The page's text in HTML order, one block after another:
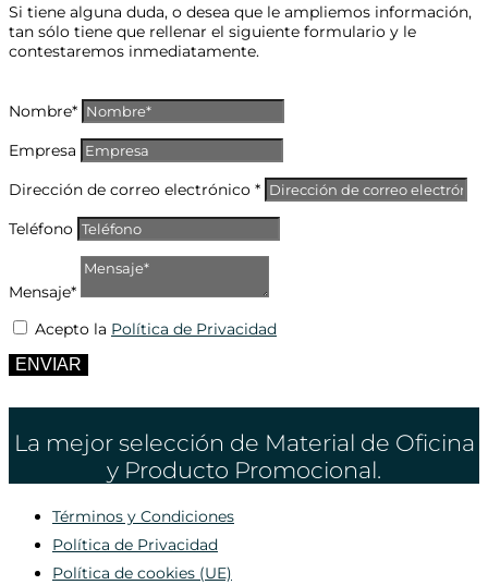
Si tiene alguna duda, o desea que le ampliemos información,
tan sólo tiene que rellenar el siguiente formulario y le
contestaremos inmediatamente.
Nombre*
Empresa
Dirección de correo electrónico *
Teléfono
Mensaje*
Acepto la Política de Privacidad
ENVIAR
La mejor selección de Material de Oficina
y Producto Promocional.
Términos y Condiciones
Política de Privacidad
Política de cookies (UE)